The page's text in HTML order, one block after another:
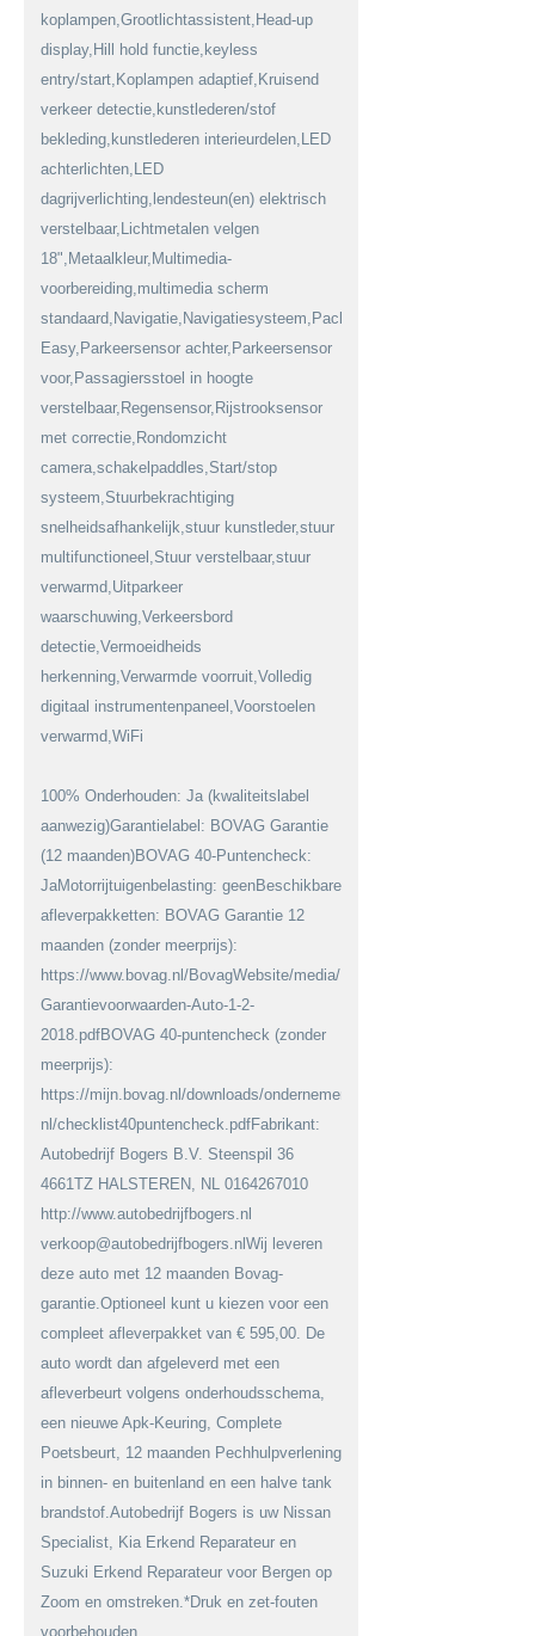
koplampen,Grootlichtassistent,Head-up
display,Hill hold functie,keyless
entry/start,Koplampen adaptief,Kruisend
verkeer detectie,kunstlederen/stof
bekleding,kunstlederen interieurdelen,LED
achterlichten,LED
dagrijverlichting,lendesteun(en) elektrisch
verstelbaar,Lichtmetalen velgen
18",Metaalkleur,Multimedia-
voorbereiding,multimedia scherm
standaard,Navigatie,Navigatiesysteem,Pack
Easy,Parkeersensor achter,Parkeersensor
voor,Passagiersstoel in hoogte
verstelbaar,Regensensor,Rijstrooksensor
met correctie,Rondomzicht
camera,schakelpaddles,Start/stop
systeem,Stuurbekrachtiging
snelheidsafhankelijk,stuur kunstleder,stuur
multifunctioneel,Stuur verstelbaar,stuur
verwarmd,Uitparkeer
waarschuwing,Verkeersbord
detectie,Vermoeidheids
herkenning,Verwarmde voorruit,Volledig
digitaal instrumentenpaneel,Voorstoelen
verwarmd,WiFi
100% Onderhouden: Ja (kwaliteitslabel
aanwezig)Garantielabel: BOVAG Garantie
(12 maanden)BOVAG 40-Puntencheck:
JaMotorrijtuigenbelasting: geenBeschikbare
afleverpakketten: BOVAG Garantie 12
maanden (zonder meerprijs):
https://www.bovag.nl/BovagWebsite/media/BovagMediaFiles/
Garantievoorwaarden-Auto-1-2-
2018.pdfBOVAG 40-puntencheck (zonder
meerprijs):
https://mijn.bovag.nl/downloads/ondernemerschap/viabovag-
nl/checklist40puntencheck.pdfFabrikant:
Autobedrijf Bogers B.V. Steenspil 36
4661TZ HALSTEREN, NL 0164267010
http://www.autobedrijfbogers.nl
verkoop@autobedrijfbogers.nlWij leveren
deze auto met 12 maanden Bovag-
garantie.Optioneel kunt u kiezen voor een
compleet afleverpakket van € 595,00. De
auto wordt dan afgeleverd met een
afleverbeurt volgens onderhoudsschema,
een nieuwe Apk-Keuring, Complete
Poetsbeurt, 12 maanden Pechhulpverlening
in binnen- en buitenland en een halve tank
brandstof.Autobedrijf Bogers is uw Nissan
Specialist, Kia Erkend Reparateur en
Suzuki Erkend Reparateur voor Bergen op
Zoom en omstreken.*Druk en zet-fouten
voorbehouden